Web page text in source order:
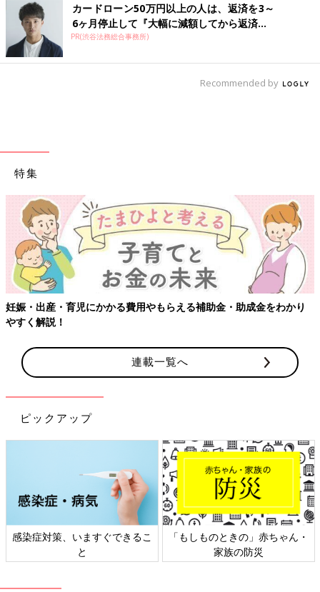
カードローン50万円以上の人は、返済を3～
6ヶ月停止して『大幅に減額してから返済...
PR(渋谷法務総合事務所)
Recommended by
特集
妊娠・出産・育児にかかる費用やもらえる補助金・助成金をわかり
やすく解説！
連載一覧へ
ピックアップ
感染症対策、いますぐできるこ
と
「もしものときの」赤ちゃん・
家族の防災